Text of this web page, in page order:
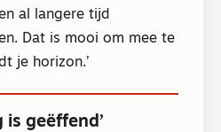
al langere tijd
Dat is mooi om mee te
je horizon.’
is geëffend’